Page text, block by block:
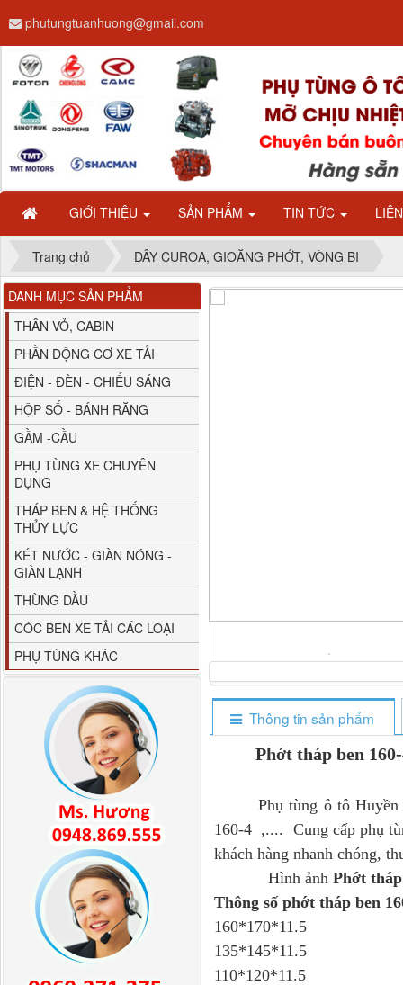
GIỚI THIỆU SẢN PHẨM TIN TỨC
phutungtuanhuong@gmail.com
Trang chủ DÂY CUROA, GIOĂNG PHỚT, VÒNG BI
Thông tin sản phẩm
Phớt tháp ben
Phụ tùng ô tô Huyền
160-4 ,.... Cung cấp phụ
khách hàng nhanh chóng,
Hình ảnh Phớt
Thông số phớt tháp ben
160*170*11.5
135*145*11.5
110*120*11.5
DANH MỤC SẢN PHẨM
THÂN VỎ, CABIN
PHẦN ĐỘNG CƠ XE TẢI
ĐIỆN - ĐÈN - CHIẾU SÁNG
HỘP SỐ - BÁNH RĂNG
GẦM -CẦU
PHỤ TÙNG XE CHUYÊN
DỤNG
THÁP BEN & HỆ THỐNG
THỦY LỰC
KÉT NƯỚC - GIÀN NÓNG -
GIÀN LẠNH
THÙNG DẦU
CÓC BEN XE TẢI CÁC LOẠI
PHỤ TÙNG KHÁC
Dây ga CAMC H08 dài
2.68m
Bình nước phụ
Chenglong hải âu...
80YHCB-60 Bơm xăng
dầu 60m3/h...
M4610162101A0 Tapbi
cửa Thaco...